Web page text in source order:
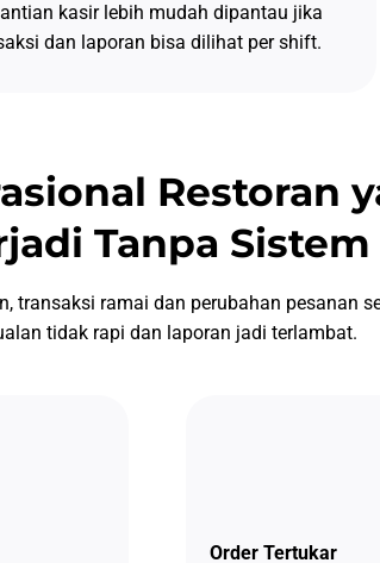
kasir lebih mudah dipantau jika
dan laporan bisa dilihat per shift.
Restoran
Tanpa Sistem
transaksi ramai dan perubahan pesanan
tidak rapi dan laporan jadi terlambat.
Order Tertukar